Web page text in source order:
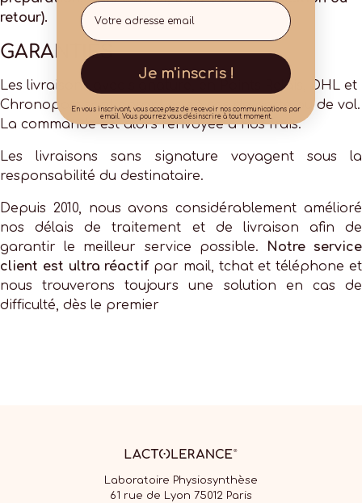
retour).
GARANTIES
Les livraisons avec signature, en Points Relais, DHL et
Chronopost sont garanties en cas de perte ou de vol.
La commande est alors renvoyée à nos frais.
Les livraisons sans signature voyagent sous la
responsabilité du destinataire.
Depuis 2010, nous avons considérablement amélioré
nos délais de traitement et de livraison afin de
garantir le meilleur service possible.
Notre service
client est ultra réactif par mail, tchat et téléphone et
nous trouverons toujours une solution en cas de
difficulté, dès le premier
Laboratoire Physiosynthèse
61 rue de Lyon 75012 Paris
Email
Je m'inscris !
En vous inscrivant, vous acceptez de recevoir nos communications par
email. Vous pourrez vous désinscrire à tout moment.